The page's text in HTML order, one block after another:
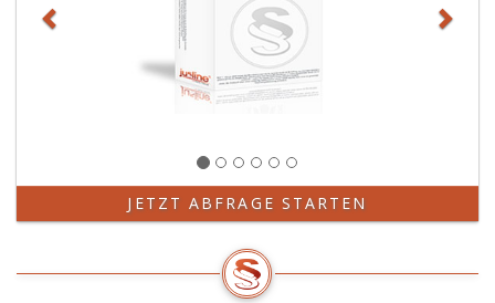
JETZT ABFRAGE STARTEN